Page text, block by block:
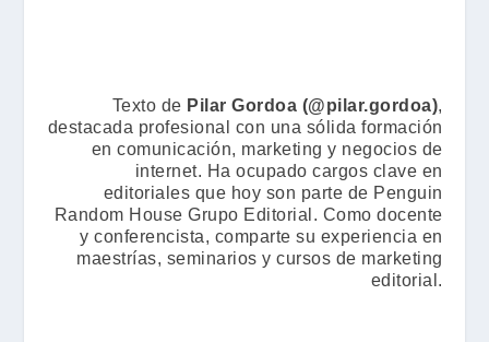
Texto de Pilar Gordoa (@pilar.gordoa),
destacada profesional con una sólida formación
en comunicación, marketing y negocios de
internet. Ha ocupado cargos clave en
editoriales que hoy son parte de Penguin
Random House Grupo Editorial. Como docente
y conferencista, comparte su experiencia en
maestrías, seminarios y cursos de marketing
editorial.